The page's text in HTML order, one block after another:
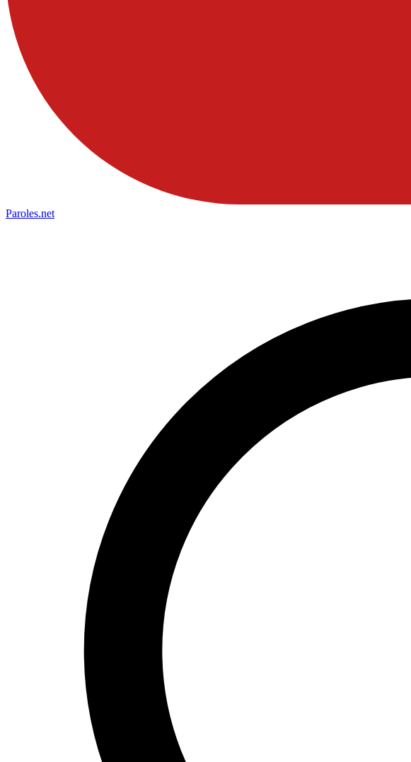
Paroles.net